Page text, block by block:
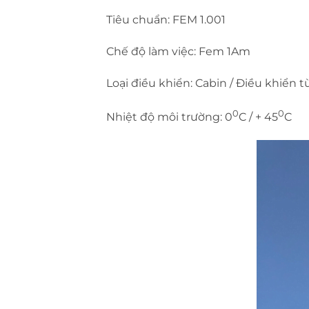
Tiêu chuẩn: FEM 1.001
Chế độ làm việc: Fem 1Am
Loại điều khiển: Cabin / Điều khiển
Nhiệt độ môi trường: 00C / + 450C